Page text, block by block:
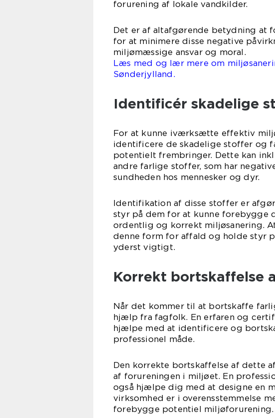
forurening af lokale vandkilder.
Det er af altafgørende betydning at
for at minimere disse negative
miljømæssige ansvar og moral.
Læs med og lær mere om
Identificér skadelige
For at kunne iværksætte effektiv
identificere de skadelige stoffer og
potentielt frembringer. Dette kan
andre farlige stoffer, som har
sundheden hos mennesker og dyr.
Identifikation af disse stoffer er
styr på dem for at kunne forebygge
ordentlig og korrekt miljøsanering.
denne form for affald og holde styr
yderst vigtigt.
Korrekt bortskaffelse
Når det kommer til at bortskaffe
hjælp fra fagfolk. En erfaren og
hjælpe med at identificere og
professionel måde.
Den korrekte bortskaffelse af dette
af forureningen i miljøet. En
også hjælpe dig med at designe en
virksomhed er i overensstemmelse
forebygge potentiel miljøforurening.